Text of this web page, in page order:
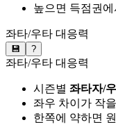
높으면 득점권
좌타/우타 대응력
💾 ?
좌타/우타 대응력
시즌별 좌타자/
좌우 차이가 작
한쪽에 약하면